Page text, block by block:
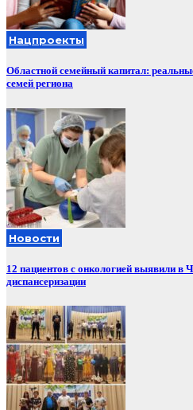
Нацпроекты
Областной семейный капитал:
семей региона
Новости
12 пациентов с онкологией выявили в
диспансеризации